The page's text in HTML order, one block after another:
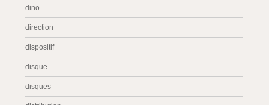
dino
direction
dispositif
disque
disques